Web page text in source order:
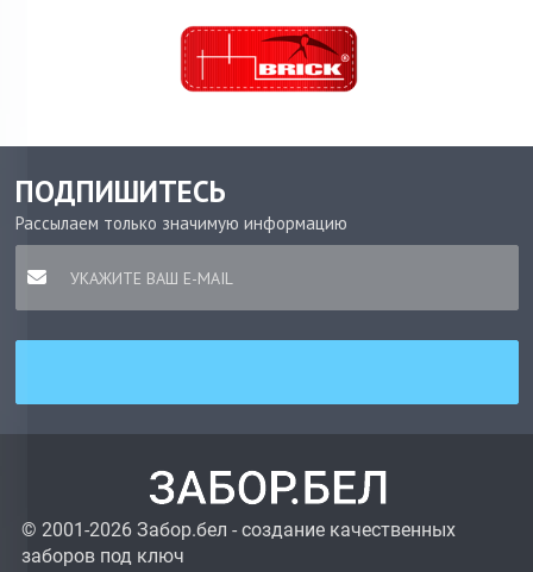
ПОДПИШИТЕСЬ
Рассылаем только значимую информацию
© 2001-2026 Забор.бел - создание качественных
заборов под ключ